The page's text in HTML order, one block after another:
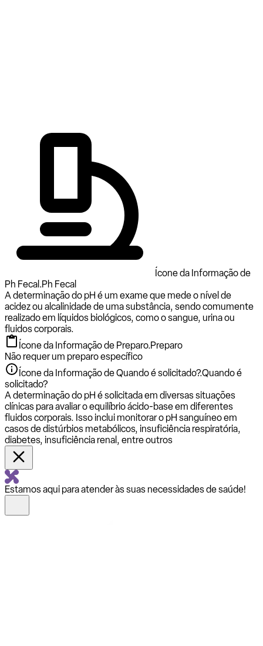
Ícone da Informação de
Ph Fecal.Ph Fecal
A determinação do pH é um exame que mede o nível de
acidez ou alcalinidade de uma substância, sendo comumente
realizado em líquidos biológicos, como o sangue, urina ou
fluidos corporais.
Ícone da Informação de Preparo.Preparo
Não requer um preparo específico
Ícone da Informação de Quando é solicitado?.Quando é
solicitado?
A determinação do pH é solicitada em diversas situações
clínicas para avaliar o equilíbrio ácido-base em diferentes
fluidos corporais. Isso inclui monitorar o pH sanguíneo em
casos de distúrbios metabólicos, insuficiência respiratória,
diabetes, insuficiência renal, entre outros
Estamos aqui para atender às suas necessidades de saúde!